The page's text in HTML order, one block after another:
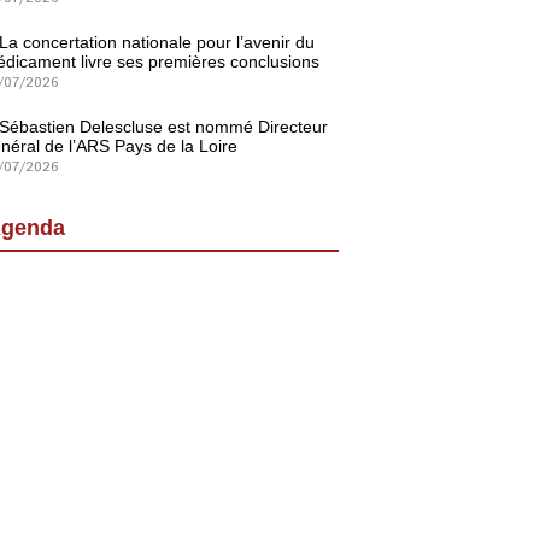
La concertation nationale pour l’avenir du
livre ses premières conclusions
2026
Sébastien Delescluse est nommé Directeur
de l’ARS Pays de la Loire
2026